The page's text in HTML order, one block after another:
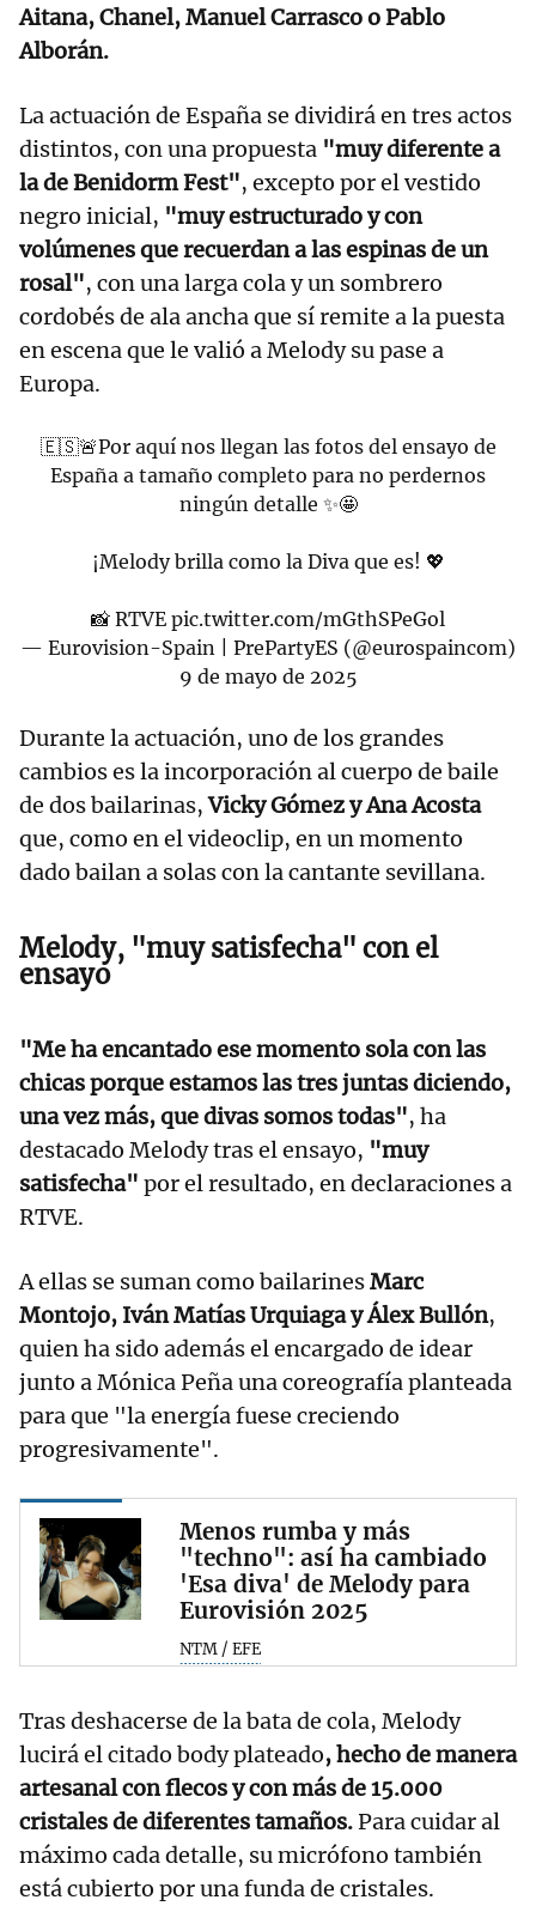
Aitana, Chanel, Manuel Carrasco o Pablo
Alborán.
La actuación de España se dividirá en tres actos
distintos, con una propuesta "muy diferente a
la de Benidorm Fest", excepto por el vestido
negro inicial, "muy estructurado y con
volúmenes que recuerdan a las espinas de un
rosal", con una larga cola y un sombrero
cordobés de ala ancha que sí remite a la puesta
en escena que le valió a Melody su pase a
Europa.
🇪🇸🚨Por aquí nos llegan las fotos del ensayo de
España a tamaño completo para no perdernos
ningún detalle ✨🤩
¡Melody brilla como la Diva que es! 💖
📸 RTVE pic.twitter.com/mGthSPeGol
— Eurovision-Spain | PrePartyES (@eurospaincom)
9 de mayo de 2025
Durante la actuación, uno de los grandes
cambios es la incorporación al cuerpo de baile
de dos bailarinas,Vicky Gómez y Ana Acosta
que, como en el videoclip, en un momento
dado bailan a solas con la cantante sevillana.
Melody, "muy satisfecha" con el
ensayo
"Me ha encantado ese momento sola con las
chicas porque estamos las tres juntas diciendo,
una vez más, que divas somos todas", ha
destacado Melody tras el ensayo, "muy
satisfecha" por el resultado, en declaraciones a
RTVE.
A ellas se suman como bailarinesMarc
Montojo, Iván Matías Urquiaga y Álex Bullón,
quien ha sido además el encargado de idear
junto a Mónica Peña una coreografía planteada
para que "la energía fuese creciendo
progresivamente".
Menos rumba y más
"techno": así ha cambiado
'Esa diva' de Melody para
Eurovisión 2025
NTM / EFE
Tras deshacerse de la bata de cola, Melody
lucirá el citado body plateado, hecho de manera
artesanal con flecos y con más de 15.000
cristales de diferentes tamaños.Para cuidar al
máximo cada detalle, su micrófono también
está cubierto por una funda de cristales.